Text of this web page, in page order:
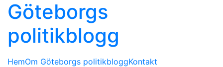
Göteborgs
politikblogg
HemOm Göteborgs politikbloggKontakt